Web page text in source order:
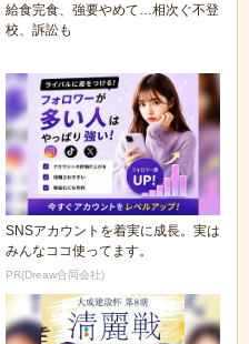
給食完食、強要やめて…相次ぐ不登
校、訴訟も
SNSアカウントを着実に成長。実は
みんなココ使ってます。
PR(Dreaw合同会社)